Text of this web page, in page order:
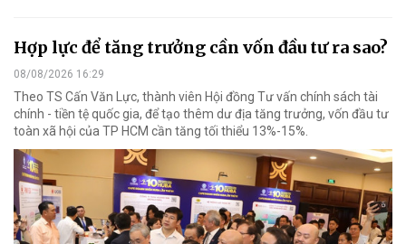
Hợp lực để tăng trưởng cần vốn đầu tư ra sao?
08/08/2026 16:29
Theo TS Cấn Văn Lực, thành viên Hội đồng Tư vấn chính sách tài
chính - tiền tệ quốc gia, để tạo thêm dư địa tăng trưởng, vốn đầu tư
toàn xã hội của TP HCM cần tăng tối thiểu 13%-15%.